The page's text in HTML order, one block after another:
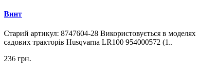
Винт
Старий артикул: 8747604-28 Використовується в моделях
садових тракторів Husqvarna LR100 954000572 (1..
236 грн.